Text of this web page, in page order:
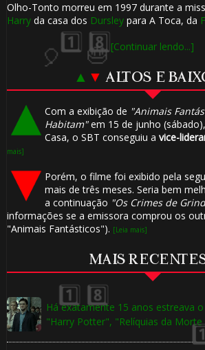
Olho-Tonto morreu em 1997 durante a
Harryda casa dos Dursleypara A Toca, da
[Continuar lendo...]
▲ ▼ ALTOS E
Com a exibição de "Animais
Habitam"em 15 de junho
Casa, o SBT conseguiu a vice-
mais]
Porém, o filme foi exibido pela
mais de três meses. Seria bem
a continuação "Os Crimes de
informações se a emissora comprou os
"Animais Fantásticos"). [Leia mais]
MAIS
Há exatamente 15 anos estreava
"Harry Potter", "Relíquias da Morte
⚡